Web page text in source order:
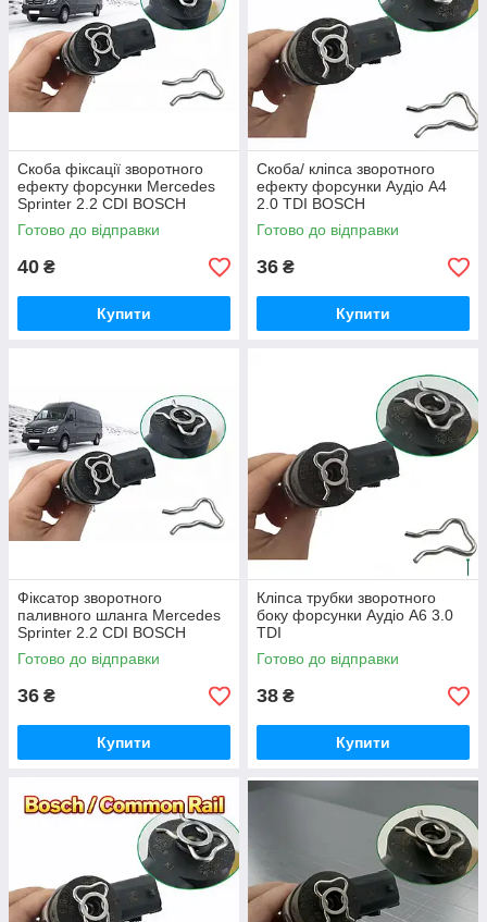
Скоба фіксації зворотного
ефекту форсунки Mercedes
Sprinter 2.2 CDI BOSCH
Готово до відправки
40 ₴
Купити
Скоба/ кліпса зворотного
ефекту форсунки Аудіо A4
2.0 TDI BOSCH
Готово до відправки
36 ₴
Купити
Фіксатор зворотного
паливного шланга Mercedes
Sprinter 2.2 CDI BOSCH
Готово до відправки
36 ₴
Купити
Кліпса трубки зворотного
боку форсунки Аудіо A6 3.0
TDI
Готово до відправки
38 ₴
Купити